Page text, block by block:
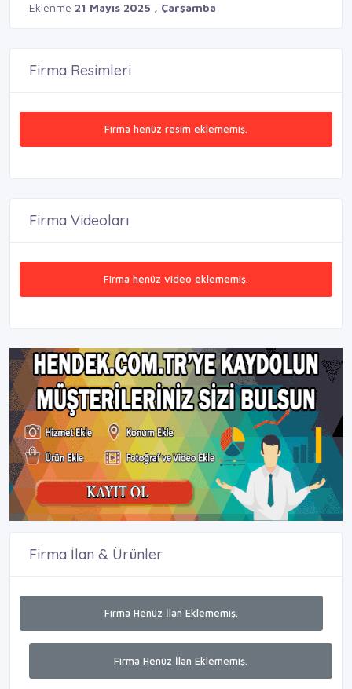
Eklenme 21 Mayıs 2025 , Çarşamba
Firma Resimleri
Firma henüz resim eklememiş.
Firma Videoları
Firma henüz video eklememiş.
Firma İlan & Ürünler
Firma Henüz İlan Eklememiş.
Firma Henüz İlan Eklememiş.